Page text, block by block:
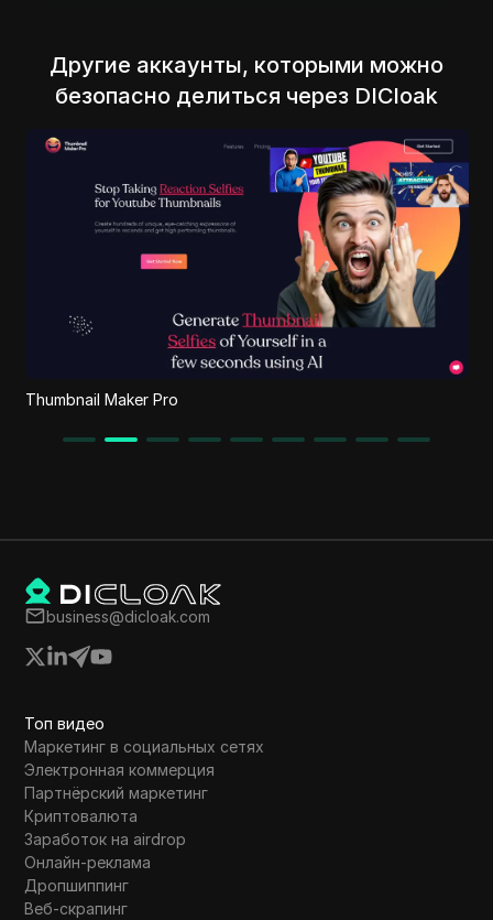
Другие аккаунты, которыми можно
безопасно делиться через DICloak
MeloHunt
business@dicloak.com
Топ видео
Маркетинг в социальных сетях
Электронная коммерция
Партнёрский маркетинг
Криптовалюта
Заработок на airdrop
Онлайн-реклама
Дропшиппинг
Веб-скрапинг